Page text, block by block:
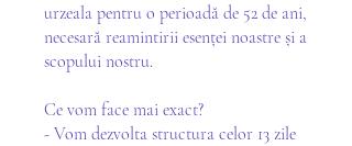
urzeala pentru o perioadă de 52 de ani,
necesară reamintirii esenței noastre și a
scopului nostru.
Ce vom face mai exact?
- Vom dezvolta structura celor 13 zile